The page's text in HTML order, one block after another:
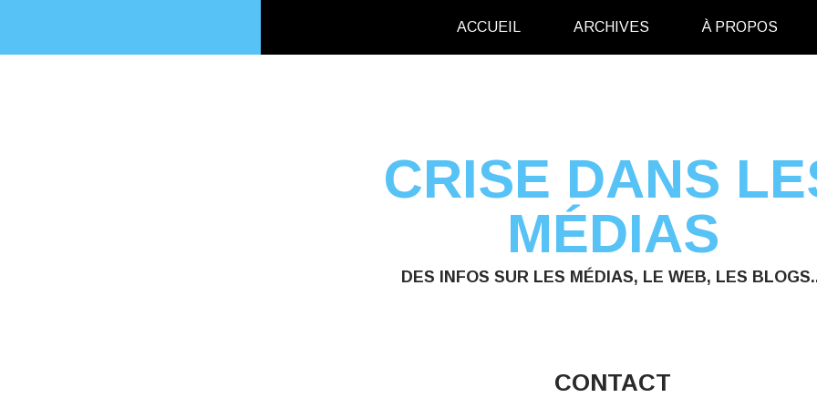
ACCUEIL ARCHIVES À PROPOS
CRISE DANS
MÉDIAS
DES INFOS SUR LES MÉDIAS, LE WEB, LES
CONTACT